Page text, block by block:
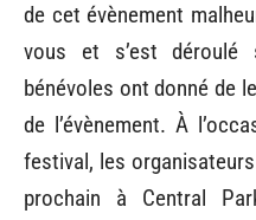
de cet évènement
vous et s’est
bénévoles ont donné de
de l’évènement. À
festival, les
prochain à Central